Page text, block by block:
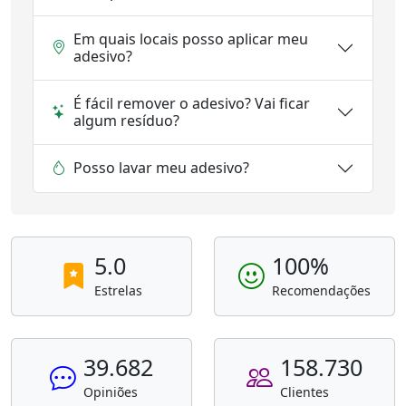
Em quais locais posso aplicar meu
adesivo?
É fácil remover o adesivo? Vai ficar
algum resíduo?
Posso lavar meu adesivo?
5.0
Estrelas
100%
Recomendações
39.682
Opiniões
158.730
Clientes